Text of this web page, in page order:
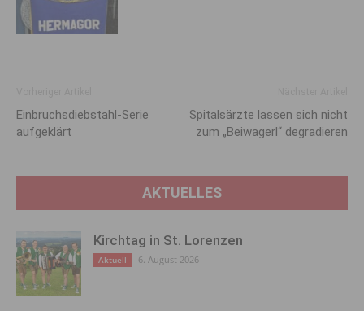
Einbruchsdiebstahl-Serie
aufgeklärt
Spitalsärzte lassen sich nicht
zum „Beiwagerl“ degradieren
AKTUELLES
Kirchtag in St. Lorenzen
Aktuell 6. August 2026